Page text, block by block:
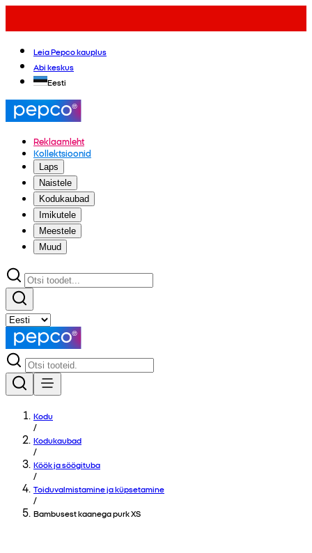
Leia Pepco kauplus
Abi keskus
Eesti
Reklaamleht
Kollektsioonid
Laps
Naistele
Kodukaubad
Imikutele
Meestele
Muud
Kodu
/
Kodukaubad
/
Köök ja söögituba
/
Toiduvalmistamine ja küpsetamine
/
Bambusest kaanega purk XS